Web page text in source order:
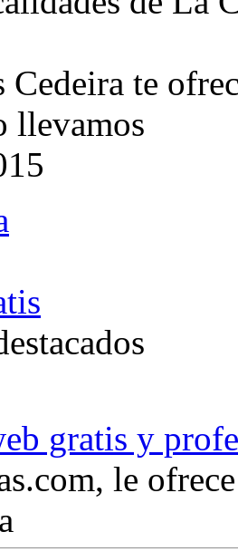
Cedeira te
llevamos
gratis y
le